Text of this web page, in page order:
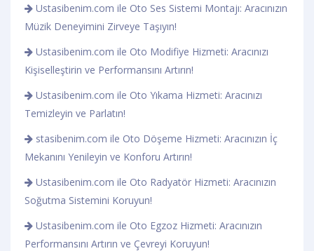
Ustasibenim.com ile Oto Ses Sistemi Montajı: Aracınızın
Müzik Deneyimini Zirveye Taşıyın!
Ustasibenim.com ile Oto Modifiye Hizmeti: Aracınızı
Kişiselleştirin ve Performansını Artırın!
Ustasibenim.com ile Oto Yıkama Hizmeti: Aracınızı
Temizleyin ve Parlatın!
stasibenim.com ile Oto Döşeme Hizmeti: Aracınızın İç
Mekanını Yenileyin ve Konforu Artırın!
Ustasibenim.com ile Oto Radyatör Hizmeti: Aracınızın
Soğutma Sistemini Koruyun!
Ustasibenim.com ile Oto Egzoz Hizmeti: Aracınızın
Performansını Artırın ve Çevreyi Koruyun!